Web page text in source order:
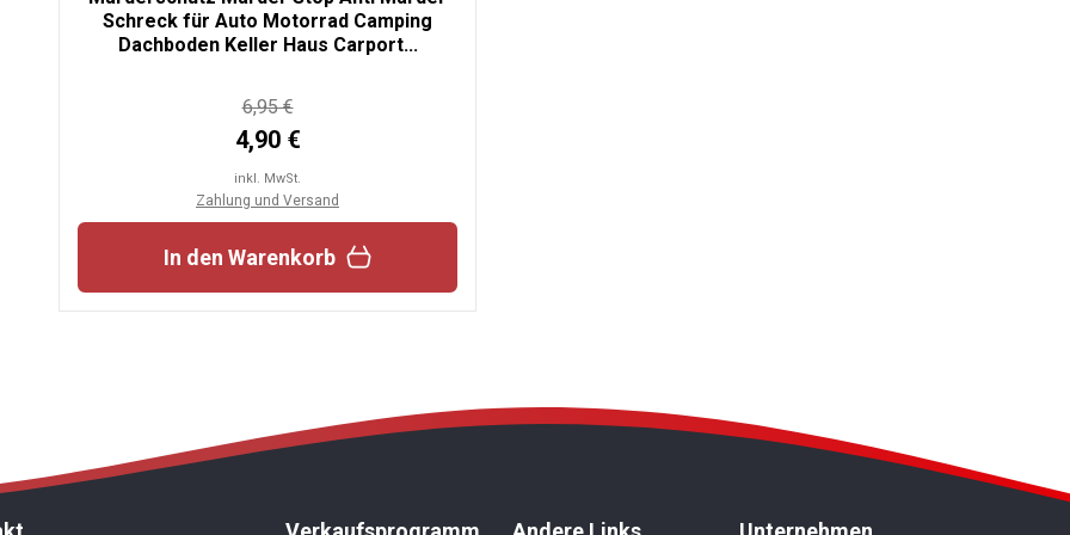
Schreck für Auto Motorrad Camping
Dachboden Keller Haus Carport...
6,95 €
4,90 €
inkl. MwSt.
Zahlung und Versand
In den Warenkorb